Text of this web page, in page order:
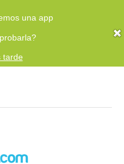
una app
tarde